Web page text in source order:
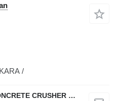
/
POLYGONMACH ASPHALT CONCRETE CRUSHER SYSTEMS